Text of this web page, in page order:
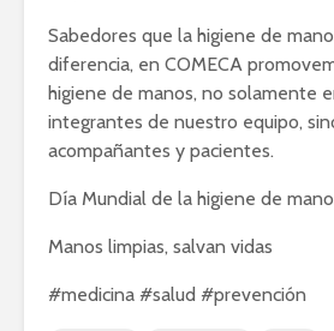
Sabedores que la higiene de
diferencia, en COMECA
higiene de manos, no solamente
integrantes de nuestro equipo,
acompañantes y pacientes.
Día Mundial de la higiene de
Manos limpias, salvan vidas
#medicina #salud #prevención